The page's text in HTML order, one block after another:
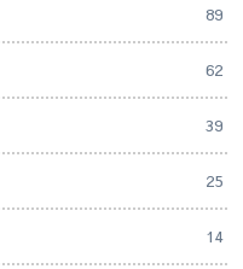
89
62
39
25
14